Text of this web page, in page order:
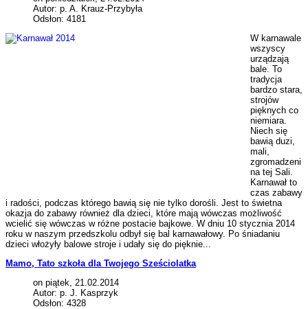
Autor: p. A. Krauz-Przybyła
Odsłon: 4181
W karnawale
wszyscy
urządzają
bale. To
tradycja
bardzo stara,
strojów
pięknych co
niemiara.
Niech się
bawią duzi,
mali,
zgromadzeni
na tej Sali.
Karnawał to
czas zabawy
i radości, podczas którego bawią się nie tylko dorośli. Jest to świetna
okazja do zabawy również dla dzieci, które mają wówczas możliwość
wcielić się wówczas w różne postacie bajkowe. W dniu 10 stycznia 2014
roku w naszym przedszkolu odbył się bal karnawałowy. Po śniadaniu
dzieci włożyły balowe stroje i udały się do pięknie...
Mamo, Tato szkoła dla Twojego Sześciolatka
on piątek, 21.02.2014
Autor: p. J. Kasprzyk
Odsłon: 4328